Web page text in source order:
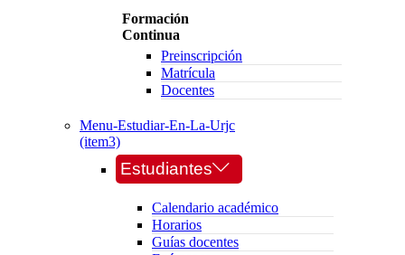
Formación
Continua
Preinscripción
Matrícula
Docentes
Menu-Estudiar-En-La-Urjc
(item3)
Estudiantes
Calendario académico
Horarios
Guías docentes